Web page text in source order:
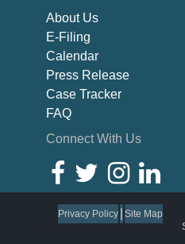
About Us
E-Filing
Calendar
Press Release
Case Tracker
FAQ
Connect With Us
Privacy Policy Site Map